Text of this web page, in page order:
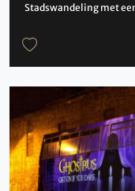
Stadswandeling met